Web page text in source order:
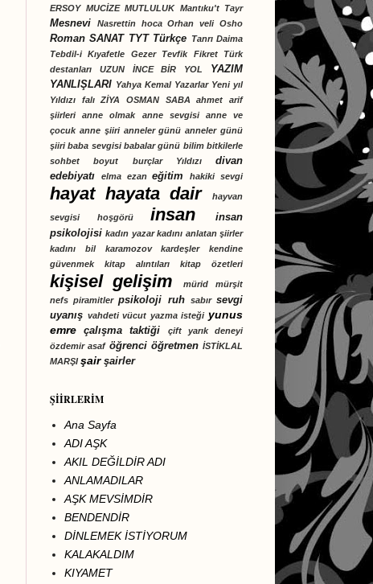
ERSOY MUCİZE MUTLULUK Mantıku't Tayr
Mesnevi Nasrettin hoca Orhan veli Osho
Roman SANAT TYT Türkçe Tanrı Daima
Tebdil-i Kıyafetle Gezer
Tevfik Fikret
Türk
destanları
UZUN İNCE BİR YOL
YAZIM
YANLIŞLARI Yahya Kemal Yazarlar Yeni yıl
Yıldızı falı
ZİYA OSMAN SABA
ahmet arif
şiirleri
anne olmak anne sevgisi
anne ve
çocuk anne şiiri anneler günü anneler günü
şiiri baba sevgisi babalar günü bilim bitkilerle
sohbet
boyut burçlar Yıldızı
divan
edebiyatı
elma ezan eğitim hakiki sevgi
hayat hayata dair hayvan
sevgisi hoşgörü insan
insan
psikolojisi kadın yazar kadını anlatan şiirler
kadını bil
karamozov kardeşler
kendine
güvenmek
kitap alıntıları kitap özetleri
kişisel gelişim mürid
mürşit
nefs piramitler psikoloji ruh sabır sevgi
uyanış vahdeti vücut yazma isteği yunus
emre
çalışma taktiği
çift yarık deneyi
özdemir asaf öğrenci öğretmen İSTİKLAL
MARŞI şair şairler
ŞİİRLERİM
Ana Sayfa
ADI AŞK
AKIL DEĞİLDİR ADI
ANLAMADILAR
AŞK MEVSİMDİR
BENDENDİR
DİNLEMEK İSTİYORUM
KALAKALDIM
KIYAMET